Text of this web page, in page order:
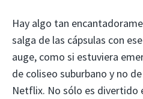
Hay algo tan
salga de las cápsulas con
auge, como si estuviera
de coliseo suburbano y no
Netflix. No sólo es divertido